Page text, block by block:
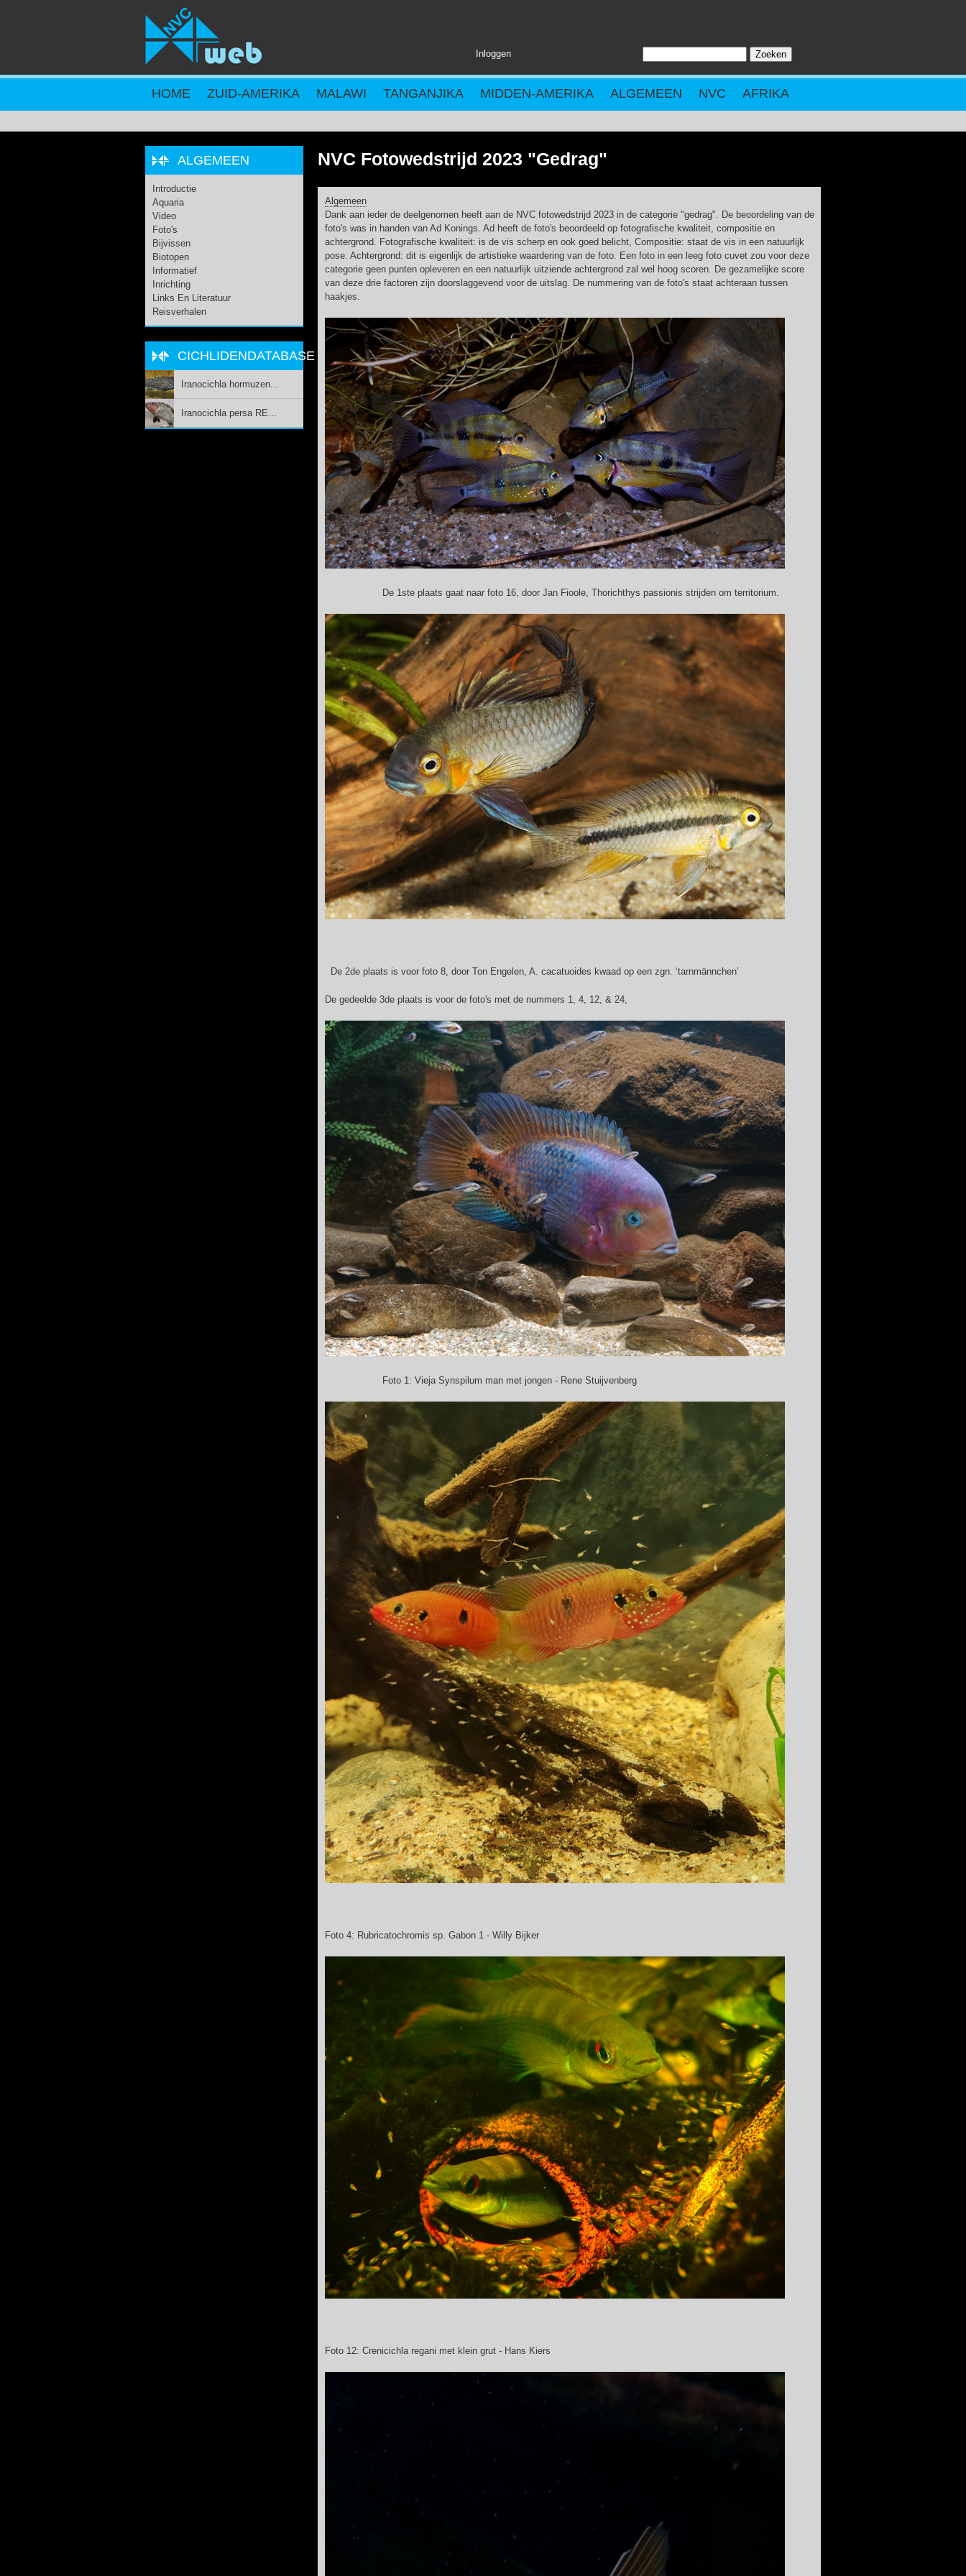
Inloggen
ZOEKVELD
HOME ZUID-AMERIKA MALAWI TANGANJIKA MIDDEN-AMERIKA ALGEMEEN NVC AFRIKA
NVC Fotowedstrijd 2023 "Gedrag"
Algemeen
Dank aan ieder de deelgenomen heeft aan de NVC fotowedstrijd 2023 in de categorie "gedrag". De beoordeling van de
foto's was in handen van Ad Konings. Ad heeft de foto's beoordeeld op fotografische kwaliteit, compositie en
achtergrond. Fotografische kwaliteit: is de vis scherp en ook goed belicht, Compositie: staat de vis in een natuurlijk
pose. Achtergrond: dit is eigenlijk de artistieke waardering van de foto. Een foto in een leeg foto cuvet zou voor deze
categorie geen punten opleveren en een natuurlijk uitziende achtergrond zal wel hoog scoren. De gezamelijke score
van deze drie factoren zijn doorslaggevend voor de uitslag. De nummering van de foto's staat achteraan tussen
haakjes.
De 1ste plaats gaat naar foto 16, door Jan Fioole, Thorichthys passionis strijden om territorium.
De 2de plaats is voor foto 8, door Ton Engelen, A. cacatuoides kwaad op een zgn. ‘tarnmännchen’
De gedeelde 3de plaats is voor de foto's met de nummers 1, 4, 12, & 24,
Foto 1: Vieja Synspilum man met jongen - Rene Stuijvenberg
Foto 4: Rubricatochromis sp. Gabon 1 - Willy Bijker
Foto 12: Crenicichla regani met klein grut - Hans Kiers
ALGEMEEN
Introductie
Aquaria
Video
Foto's
Bijvissen
Biotopen
Informatief
Inrichting
Links En Literatuur
Reisverhalen
CICHLIDENDATABASE
Iranocichla hormuzen...
Iranocichla persa RE...